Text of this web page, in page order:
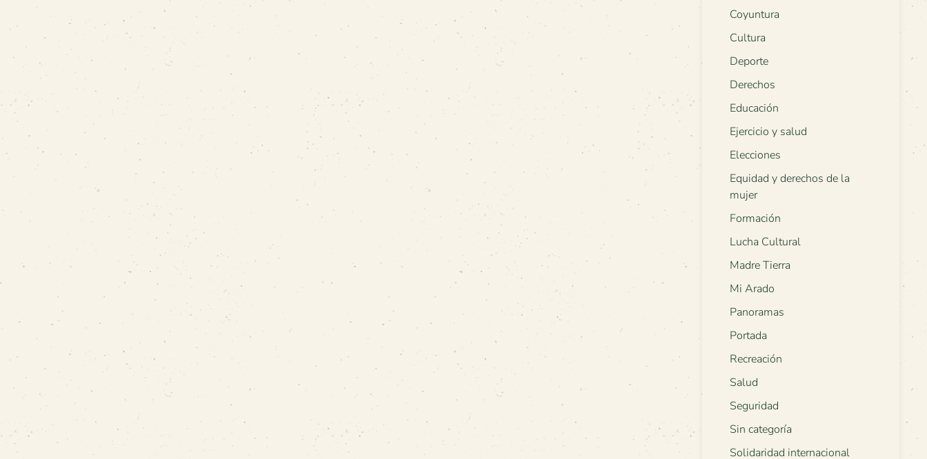
Coyuntura
Cultura
Deporte
Derechos
Educación
Ejercicio y salud
Elecciones
Equidad y derechos de la
mujer
Formación
Lucha Cultural
Madre Tierra
Mi Arado
Panoramas
Portada
Recreación
Salud
Seguridad
Sin categoría
Solidaridad internacional